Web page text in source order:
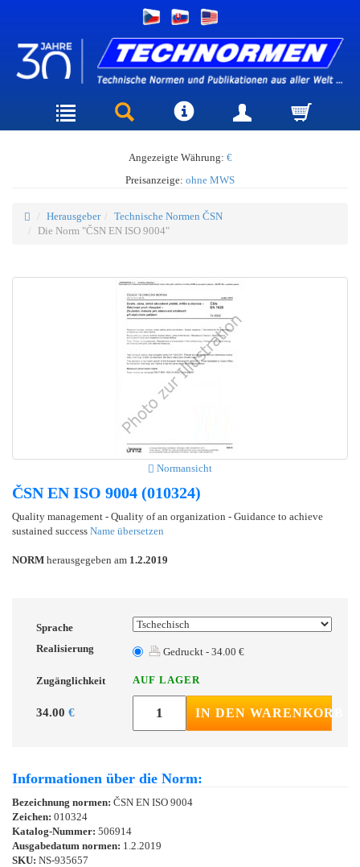
Angezeigte Währung: €
Preisanzeige: ohne MWS
Herausgeber
Technische Normen ČSN
Die Norm "ČSN EN ISO 9004"
Normansicht
ČSN EN ISO 9004 (010324)
Quality management - Quality of an organization - Guidance to achieve
sustained success Name übersetzen
NORM herausgegeben am 1.2.2019
Sprache
Realisierung
Gedruckt - 34.00 €
Zugänglichkeit AUF LAGER
34.00 € IN DEN WARENKORB
Informationen über die Norm:
Bezeichnung normen: ČSN EN ISO 9004
Zeichen: 010324
Katalog-Nummer: 506914
Ausgabedatum normen: 1.2.2019
SKU: NS-935657